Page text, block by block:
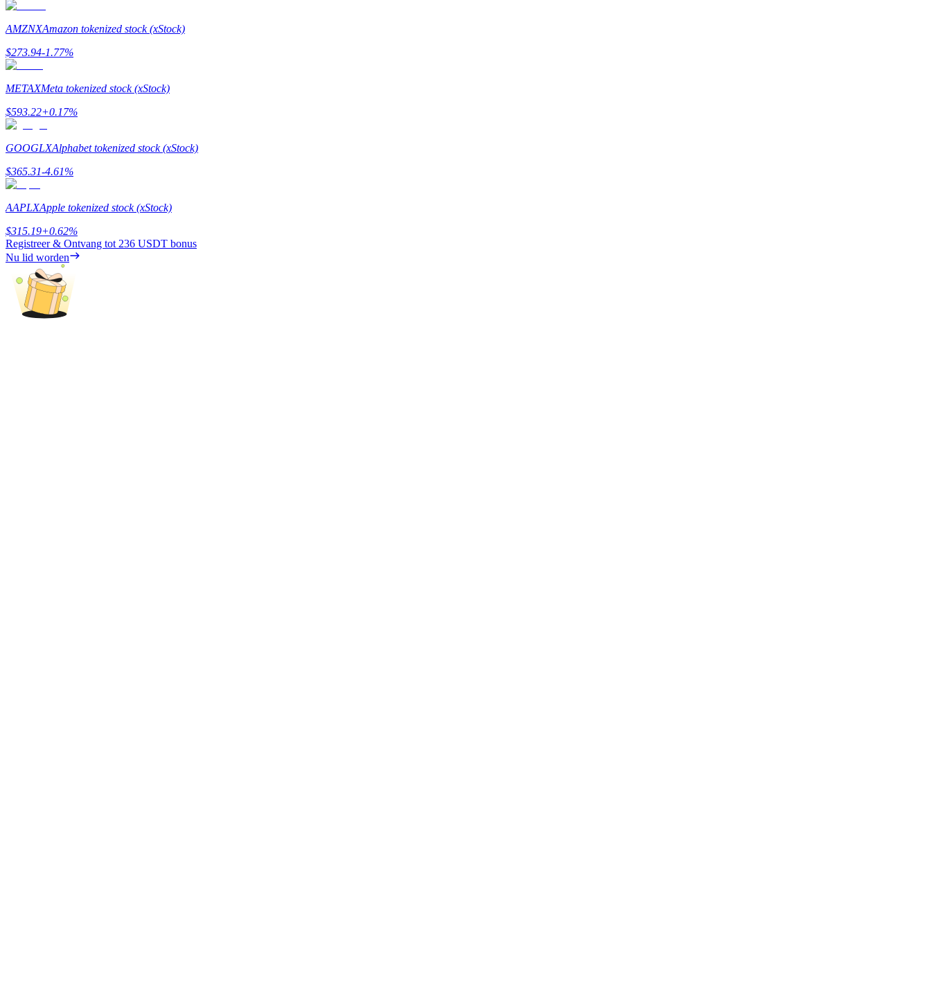
Verdienen
Macht varkentje
Verdien dagelijks competitieve beloningen
AMZNXAmazon tokenized stock (xStock)
$273.94-1.77%
METAXMeta tokenized stock (xStock)
$593.22+0.17%
GOOGLXAlphabet tokenized stock (xStock)
$365.31-4.61%
AAPLXApple tokenized stock (xStock)
$315.19+0.62%
Registreer & Ontvang tot 236 USDT bonus
Nu lid worden